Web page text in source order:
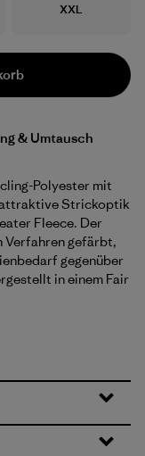
Größe
XXL
& Umtausch
Polyester mit
Strickoptik
Fleece. Der
Verfahren gefärbt,
gegenüber
in einem Fair